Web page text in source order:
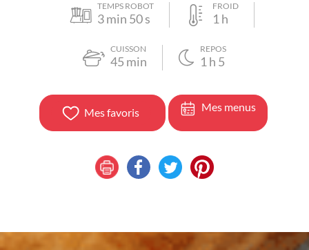
TEMPS ROBOT
3min 50s
FROID
1 h
CUISSON
45 min
REPOS
1 h 5
Mes favoris Mes menus